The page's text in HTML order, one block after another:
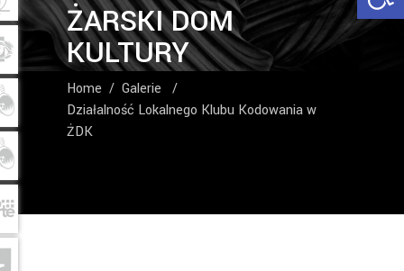
ŻARSKI DOM
KULTURY
Home / Galerie
/
Działalność Lokalnego Klubu Kodowania w
ŻDK